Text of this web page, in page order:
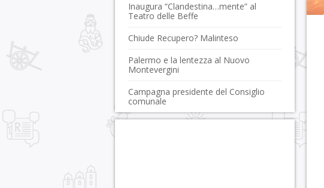
Inaugura “Clandestina…mente” al
Teatro delle Beffe
Chiude Recupero? Malinteso
Palermo e la lentezza al Nuovo
Montevergini
Campagna presidente del Consiglio
comunale